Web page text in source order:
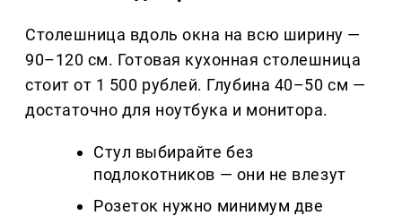
Столешница вдоль окна на всю ширину —
90–120 см. Готовая кухонная столешница
стоит от 1 500 рублей. Глубина 40–50 см —
достаточно для ноутбука и монитора.
Стул выбирайте без
подлокотников — они не влезут
Розеток нужно минимум две